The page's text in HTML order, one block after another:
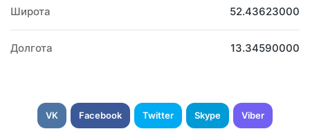
Широта 52.43623000
Долгота 13.34590000
VK Facebook Twitter Skype Viber